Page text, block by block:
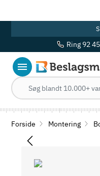
Ring 92
Forside Montering